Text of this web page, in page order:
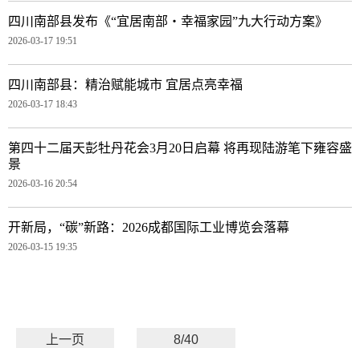
四川南部县发布《“宜居南部・幸福家园”九大行动方案》
2026-03-17 19:51
四川南部县：精治赋能城市 宜居点亮幸福
2026-03-17 18:43
第四十二届天彭牡丹花会3月20日启幕 将再现陆游笔下雍容盛
景
2026-03-16 20:54
开新局，“碳”新路：2026成都国际工业博览会落幕
2026-03-15 19:35
上一页 8/40